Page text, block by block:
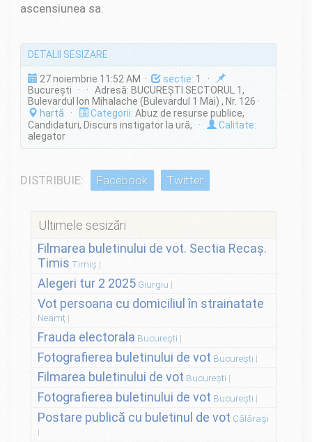
ascensiunea sa.
DETALII SESIZARE
27 noiembrie 11:52 AM · sectie: 1 ·
București · · Adresă: BUCUREŞTI SECTORUL 1,
Bulevardul Ion Mihalache (Bulevardul 1 Mai) , Nr. 126 ·
hartă · Categorii: Abuz de resurse publice,
Candidaturi, Discurs instigator la ură,
·
Calitate:
alegator
DISTRIBUIE: Facebook Twitter
Ultimele sesizări
Filmarea buletinului de vot. Sectia Recaș.
Timis Timiș
Alegeri tur 2 2025 Giurgiu
Vot persoana cu domiciliul în strainatate
Neamț
Frauda electorala București
Fotografierea buletinului de vot București
Filmarea buletinului de vot București
Fotografierea buletinului de vot București
Postare publică cu buletinul de vot Călărași